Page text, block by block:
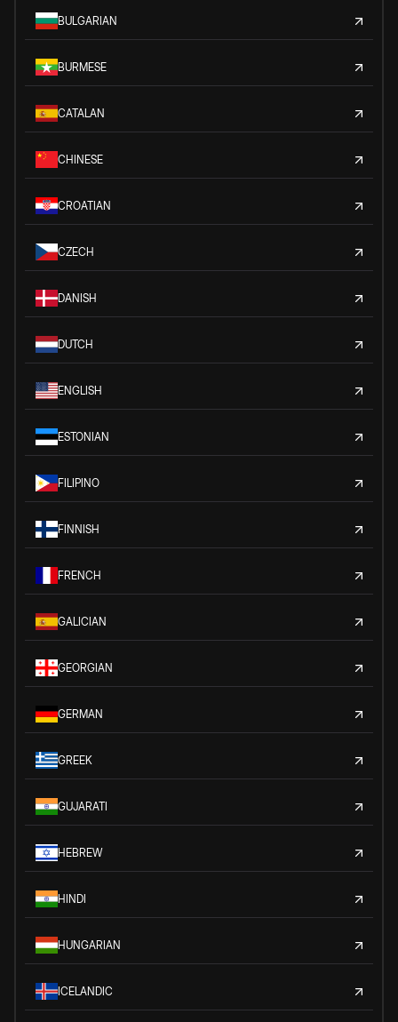
BULGARIAN
BURMESE
CATALAN
CHINESE
CROATIAN
CZECH
DANISH
DUTCH
ENGLISH
ESTONIAN
FILIPINO
FINNISH
FRENCH
GALICIAN
GEORGIAN
GERMAN
GREEK
GUJARATI
HEBREW
HINDI
HUNGARIAN
ICELANDIC